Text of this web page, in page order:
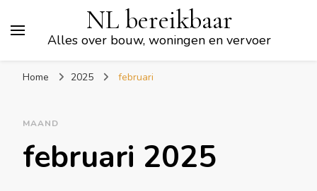
NL bereikbaar
Alles over bouw, woningen en vervoer
Home 2025 februari
MAAND
februari 2025